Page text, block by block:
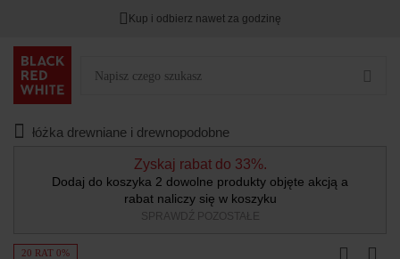
Kup i odbierz nawet za godzinę
łóżka drewniane i drewnopodobne
Zyskaj rabat do 33%.
Dodaj do koszyka 2 dowolne produkty objęte akcją a
rabat naliczy się w koszyku
SPRAWDŹ POZOSTAŁE
20 RAT 0%